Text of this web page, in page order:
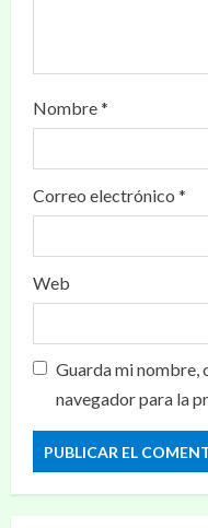
Nombre*
Correo electrónico *
Web
Guarda mi nombre,
navegador para la